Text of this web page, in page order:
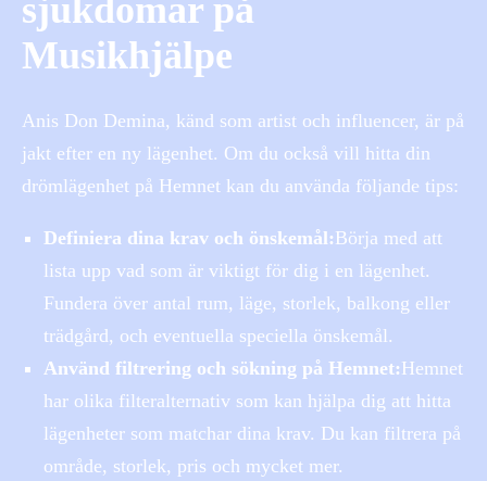
sjukdomar på
Musikhjälpe
Anis Don Demina, känd som artist och influencer, är på
jakt efter en ny lägenhet. Om du också vill hitta din
drömlägenhet på Hemnet kan du använda följande tips:
Definiera dina krav och önskemål:Börja med att
lista upp vad som är viktigt för dig i en lägenhet.
Fundera över antal rum, läge, storlek, balkong eller
trädgård, och eventuella speciella önskemål.
Använd filtrering och sökning på Hemnet:Hemnet
har olika filteralternativ som kan hjälpa dig att hitta
lägenheter som matchar dina krav. Du kan filtrera på
område, storlek, pris och mycket mer.